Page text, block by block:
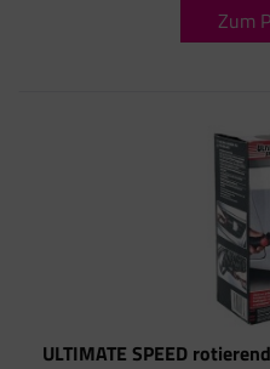
Zum
ULTIMATE SPEED